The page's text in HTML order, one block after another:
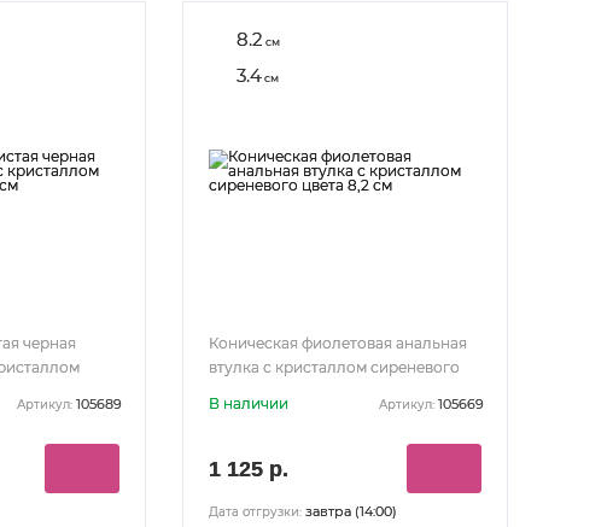
черная
Артикул: 105689
8.2 см
3.4см
Коническая фиолетовая анальная
втулка с кристаллом сиреневого
В наличии Артикул: 105669
1 125 р.
Дата отгрузки: завтра (14:00)